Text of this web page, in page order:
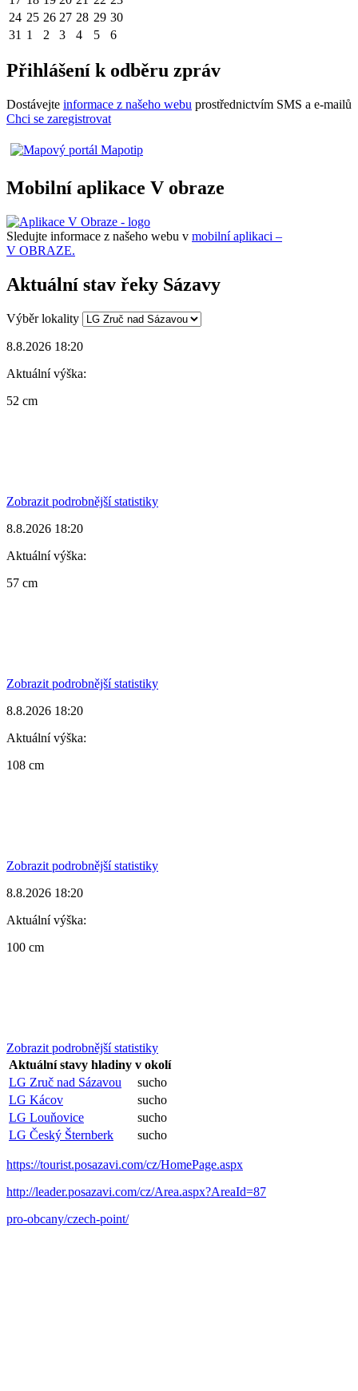
24 25 26 27 28 29 30
31 1 2 3 4 5 6
Přihlášení k odběru zpráv
Dostávejte informace z našeho webu prostřednictvím SMS a e-mailů
Chci se zaregistrovat
Mobilní aplikace V obraze
Sledujte informace z našeho webu v mobilní aplikaci –
V OBRAZE.
Aktuální stav řeky Sázavy
Výběr lokality
8.8.2026 18:20
Aktuální výška:
52 cm
Zobrazit podrobnější statistiky
8.8.2026 18:20
Aktuální výška:
57 cm
Zobrazit podrobnější statistiky
8.8.2026 18:20
Aktuální výška:
108 cm
Zobrazit podrobnější statistiky
8.8.2026 18:20
Aktuální výška:
100 cm
Zobrazit podrobnější statistiky
Aktuální stavy hladiny v okolí
LG Zruč nad Sázavou
sucho
LG Kácov
sucho
LG Louňovice
sucho
LG Český Šternberk
sucho
https://tourist.posazavi.com/cz/HomePage.aspx
http://leader.posazavi.com/cz/Area.aspx?AreaId=87
pro-obcany/czech-point/